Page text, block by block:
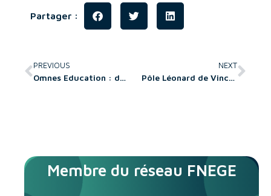
Partager :
PREVIOUS
Omnes Education : départ de José Milano, remplacé par Marc-Henri Desportes à compter du 01/09/2025
NEXT
Pôle Léonard de Vinci : Valérie Fernandes est nommée directrice de l’EMLV
Membre du réseau FNEGE